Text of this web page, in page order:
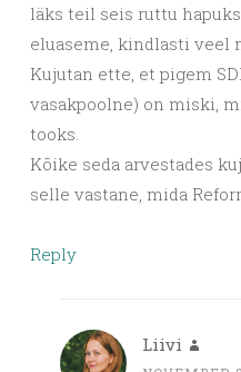
läks teil seis ruttu
eluaseme, kindlasti veel
Kujutan ette, et pigem
vasakpoolne) on miski,
tooks.
Kõike seda arvestades
selle vastane, mida
Reply
Liivi